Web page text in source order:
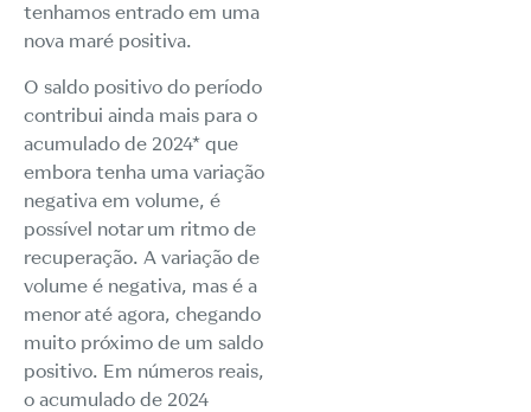
tenhamos entrado em uma
nova maré positiva.
O saldo positivo do período
contribui ainda mais para o
acumulado de 2024* que
embora tenha uma variação
negativa em volume, é
possível notar um ritmo de
recuperação. A variação de
volume é negativa, mas é a
menor até agora, chegando
muito próximo de um saldo
positivo. Em números reais,
o acumulado de 2024